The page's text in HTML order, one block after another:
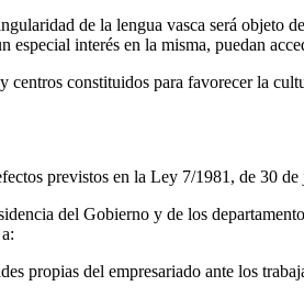
de la lengua vasca será objeto
especial interés en la misma, puedan
constituidos para favorecer la
previstos en la Ley 7/1981, de 30
del Gobierno y de los
propias del empresariado ante los